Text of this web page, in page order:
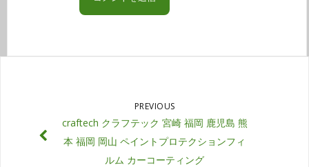
PREVIOUS
craftech クラフテック 宮崎 福岡 鹿児島 熊
本 福岡 岡山 ペイントプロテクションフィ
ルム カーコーティング